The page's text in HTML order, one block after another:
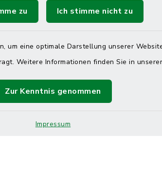
zu Ich stimme nicht zu
um eine optimale Darstellung unserer
Weitere Informationen finden Sie in
Zur Kenntnis genommen
Impressum
08:00 Uhr – 12:00 Uhr
14:00 Uhr – 16:00 Uhr
08:00 Uhr – 12:00 Uhr
Rufen Sie uns gerne unter der